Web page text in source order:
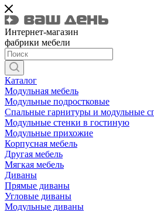
Интернет-магазин
фабрики мебели
Каталог
Модульная мебель
Модульные подростковые
Спальные гарнитуры и модульные
Модульные стенки в гостиную
Модульные прихожие
Корпусная мебель
Другая мебель
Мягкая мебель
Диваны
Прямые диваны
Угловые диваны
Модульные диваны